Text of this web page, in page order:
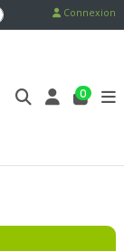
Connexion
0